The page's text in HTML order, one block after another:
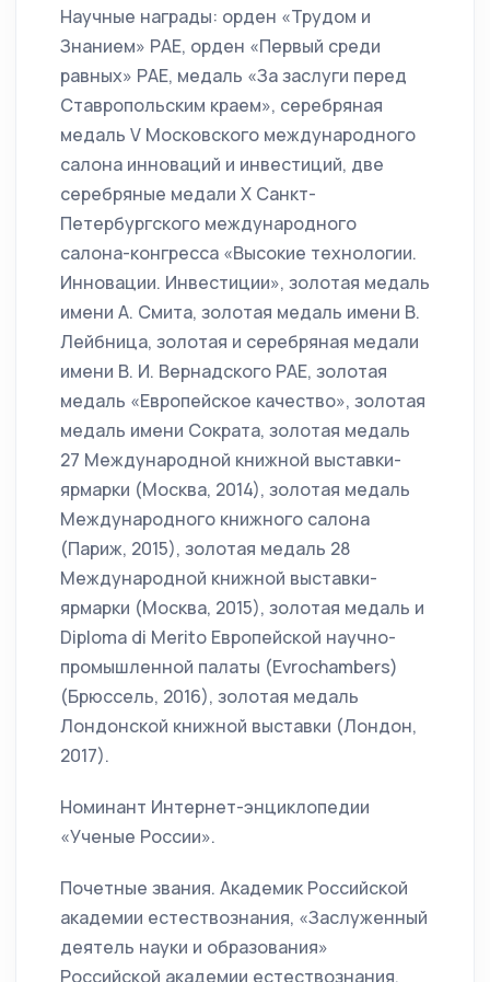
Научные награды: орден «Трудом и
Знанием» РАЕ, орден «Первый среди
равных» РАЕ, медаль «За заслуги перед
Ставропольским краем», серебряная
медаль V Московского международного
салона инноваций и инвестиций, две
серебряные медали Х Санкт-
Петербургского международного
салона-конгресса «Высокие технологии.
Инновации. Инвестиции», золотая медаль
имени А. Смита, золотая медаль имени В.
Лейбница, золотая и серебряная медали
имени В. И. Вернадского РАЕ, золотая
медаль «Европейское качество», золотая
медаль имени Сократа, золотая медаль
27 Международной книжной выставки-
ярмарки (Москва, 2014), золотая медаль
Международного книжного салона
(Париж, 2015), золотая медаль 28
Международной книжной выставки-
ярмарки (Москва, 2015), золотая медаль и
Diploma di Merito Европейской научно-
промышленной палаты (Evrochambers)
(Брюссель, 2016), золотая медаль
Лондонской книжной выставки (Лондон,
2017).
Номинант Интернет-энциклопедии
«Ученые России».
Почетные звания. Академик Российской
академии естествознания, «Заслуженный
деятель науки и образования»
Российской академии естествознания.